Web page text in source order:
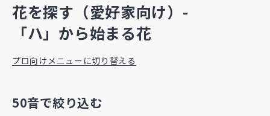
花を探す（愛好家向け）-
「ハ」から始まる花
プロ向けメニューに切り替える
50音で絞り込む